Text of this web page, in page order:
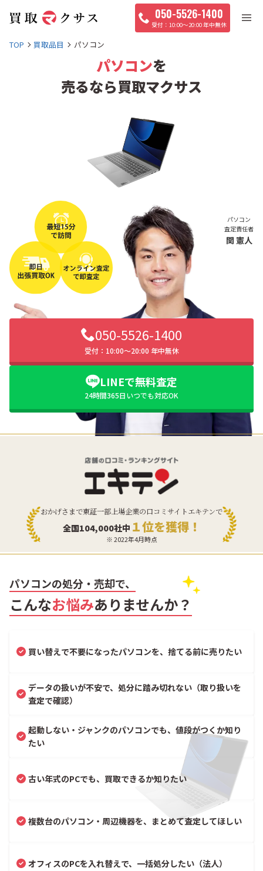
050-5526-1400
10:00〜20:00 年中無休
TOP 買取品目 パソコン
パソコンを
売るなら買取マクサス
パソコン
査定責任者
関 憲人
050-5526-1400
受付：10:00〜20:00 年中無休
LINEで無料査定
24時間365日いつでも対応OK
おかげさまで東証一部上場企業の口コミサイトエキテンで
全国104,000社中 １位を獲得！
※ 2022年4月時点
パソコンの処分・売却で、
こんなお悩みありませんか？
買い替えで不要になったパソコンを、捨てる前に売りたい
データの扱いが不安で、処分に踏み切れない（取り扱いを
査定で確認）
起動しない・ジャンクのパソコンでも、値段がつくか知り
たい
古い年式のPCでも、買取できるか知りたい
複数台のパソコン・周辺機器を、まとめて査定してほしい
オフィスのPCを入れ替えで、一括処分したい（法人）